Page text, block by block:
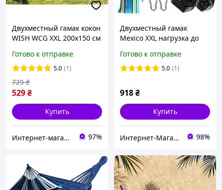
Двухместный гамак кокон
WISH WCG XXL 200х150 см
Готово к отправке
5.0 (1)
529₴
729 ₴
Купить
Интернет-магазин "Астрокомфорт" 97%
Двухместный гамак
Mexico XXL нагрузка до
WCG Shopik
Готово к отправке
5.0 (1)
918₴
Купить
Интернет-Магазин "Shopik" 98%